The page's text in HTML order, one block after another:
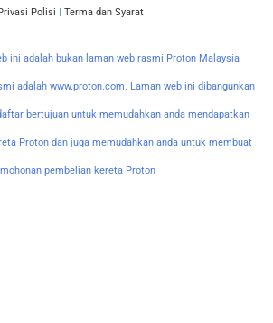
Polisi | Terma dan Syarat
ini adalah bukan laman web rasmi Proton Malaysia
adalah www.proton.com. Laman web ini dibangunkan
bertujuan untuk memudahkan anda mendapatkan
Proton dan juga memudahkan anda untuk membuat
pembelian kereta Proton